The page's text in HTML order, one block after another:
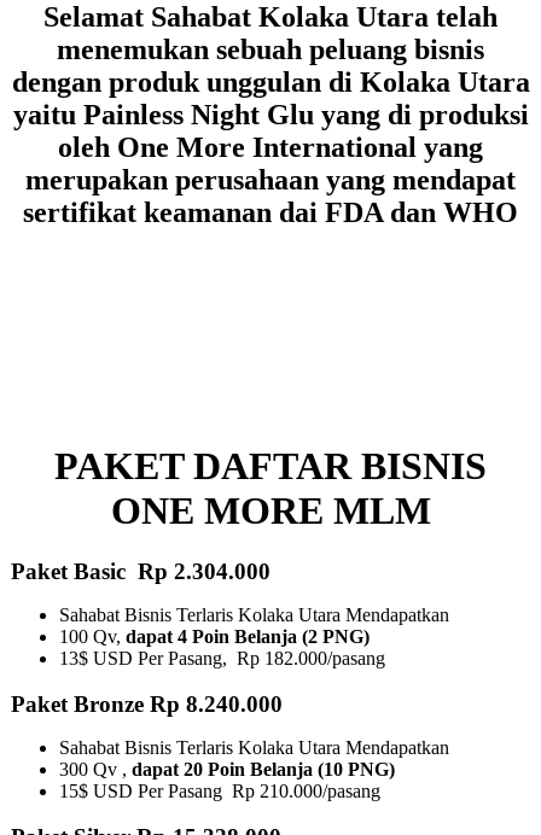
Selamat Sahabat Kolaka Utara telah
menemukan sebuah peluang bisnis
dengan produk unggulan di Kolaka Utara
yaitu Painless Night Glu yang di produksi
oleh One More International yang
merupakan perusahaan yang mendapat
sertifikat keamanan dai FDA dan WHO
PAKET DAFTAR BISNIS
ONE MORE MLM
Paket Basic Rp 2.304.000
Sahabat Bisnis Terlaris Kolaka Utara Mendapatkan
100 Qv, dapat 4 Poin Belanja (2 PNG)
13$ USD Per Pasang, Rp 182.000/pasang
Paket Bronze Rp 8.240.000
Sahabat Bisnis Terlaris Kolaka Utara Mendapatkan
300 Qv , dapat 20 Poin Belanja (10 PNG)​
15$ USD Per Pasang Rp 210.000/pasang